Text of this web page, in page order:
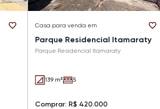
Casa para venda em
Parque Residencial Itamaraty
Parque Residencial Itamaraty
139 m² 5
Comprar: R$ 420.000